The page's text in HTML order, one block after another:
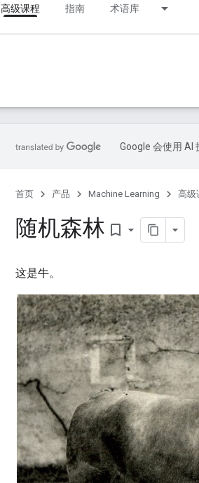
高级课程 指南 术语库
Google 会使用 AI
首页 产品 Machine Learning 高级
随机森林 bookmark_border
这是牛。